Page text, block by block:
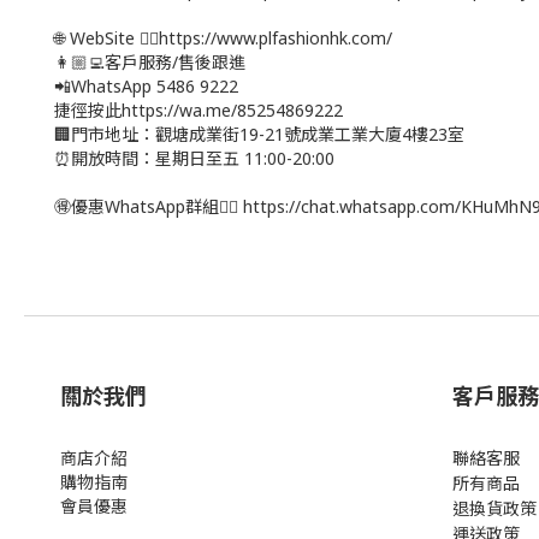
🌐 WebSite 👉🏻https://www.plfashionhk.com/
👩🏼‍💻客戶服務/售後跟進
📲WhatsApp 5486 9222
捷徑按此https://wa.me/85254869222
🏢門市地址：觀塘成業街19-21號成業工業大廈4樓23室
⏰開放時間：星期日至五 11:00-20:00
🉐優惠WhatsApp群組👉🏻 https://chat.whatsapp.com/
關於我們
商店介紹
購物指南
會員優惠
客戶服務
聯絡客服
所有商品
退換貨政策
運送政策